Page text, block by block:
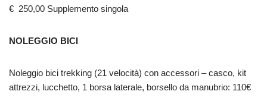
€ 250,00 Supplemento singola
NOLEGGIO BICI
Noleggio bici trekking (21 velocità) con accessori – casco, kit
attrezzi, lucchetto, 1 borsa laterale, borsello da manubrio: 110€